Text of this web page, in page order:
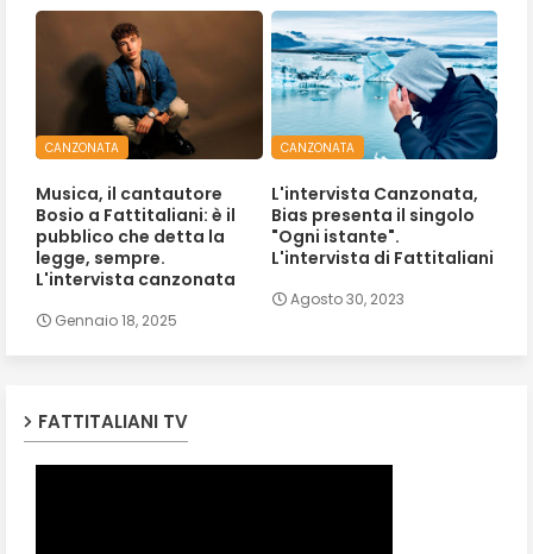
CANZONATA
Musica, il cantautore
Bosio a Fattitaliani: è il
pubblico che detta la
legge, sempre.
L'intervista canzonata
Gennaio 18, 2025
CANZONATA
L'intervista Canzonata,
Bias presenta il singolo
"Ogni istante".
L'intervista di Fattitaliani
Agosto 30, 2023
FATTITALIANI TV